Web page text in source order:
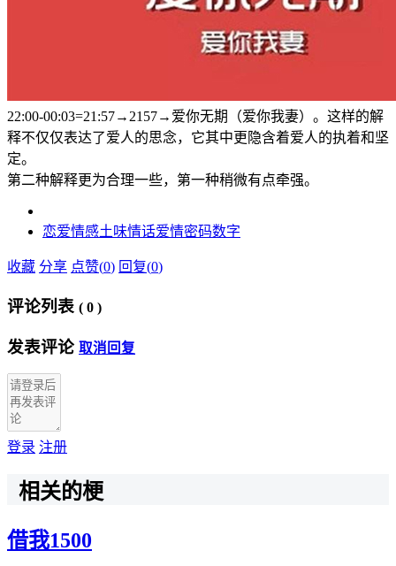
22:00-00:03=21:57→2157→爱你无期（爱你我妻）。这样的解
释不仅仅表达了爱人的思念，它其中更隐含着爱人的执着和坚
定。
第二种解释更为合理一些，第一种稍微有点牵强。
恋爱情感土味情话爱情密码数字
收藏 分享 点赞(0) 回复(0)
评论列表 ( 0 )
发表评论 取消回复
登录 注册
相关的梗
借我1500